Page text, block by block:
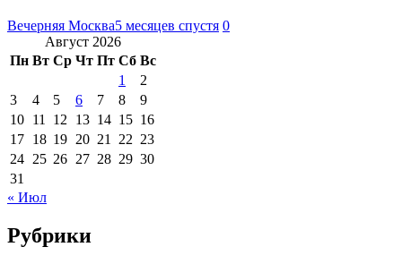
Вечерняя Москва5 месяцев спустя 0
Август 2026
Пн Вт Ср Чт Пт Сб Вс
1
2
3
4 5 6 7 8
9
10 11 12 13 14 15 16
17 18 19 20 21 22 23
24 25 26 27 28 29 30
31
« Июл
Рубрики